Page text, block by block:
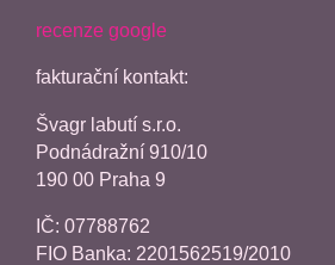
recenze google
fakturační kontakt:
Švagr labutí s.r.o.
Podnádražní 910/10
190 00 Praha 9
IČ: 07788762
FIO Banka: 2201562519/2010